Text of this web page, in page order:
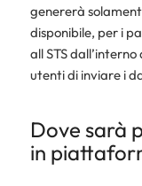
genererà
disponibile, per i
all STS
utenti di inviare i
Dove sarà
in